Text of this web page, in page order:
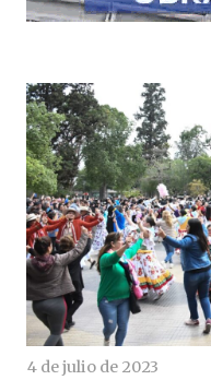
4 de julio de 2023